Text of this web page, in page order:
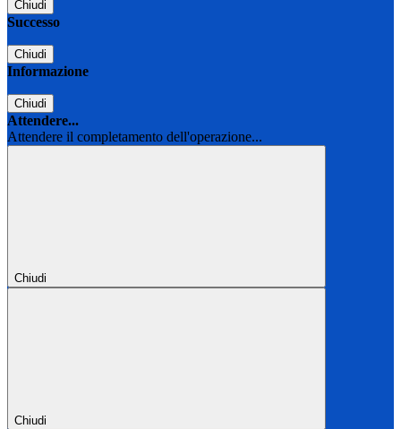
Chiudi
Successo
Chiudi
Informazione
Chiudi
Attendere...
Attendere il completamento dell'operazione...
Chiudi
Chiudi